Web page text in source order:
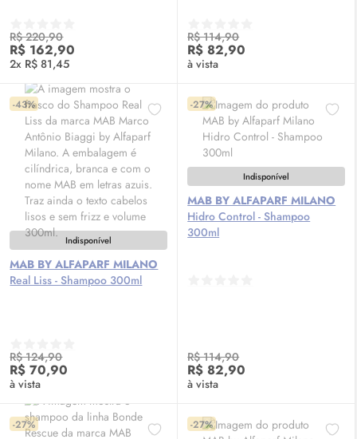
R$ 220,90
R$ 162,90
2x R$ 81,45
R$ 114,90
R$ 82,90
à vista
-43%
Indisponível
MAB BY ALFAPARF MILANO
Real Liss - Shampoo 300ml
R$ 124,90
R$ 70,90
à vista
-27%
Indisponível
MAB BY ALFAPARF MILANO
Hidro Control - Shampoo
300ml
R$ 114,90
R$ 82,90
à vista
-27% -27%